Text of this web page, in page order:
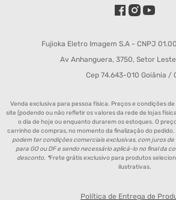
Fujioka Eletro Imagem S.A - CNPJ
Av Anhanguera, 3750, Setor
Cep 74.643-010 Goiânia /
Venda exclusiva para pessoa física. Preços e condições
site (podendo ou não refletir os valores da rede de lojas
o dia de hoje ou enquanto durarem os estoques. O
carrinho de compras, no momento da finalização do pedido.
podem ter condições comerciais exclusivas, com juros de
para GO ou DF e sendo necessário aplicá-lo no final da
desconto. *Frete grátis exclusivo para produtos
ilustrativas.
Política de Entrega de